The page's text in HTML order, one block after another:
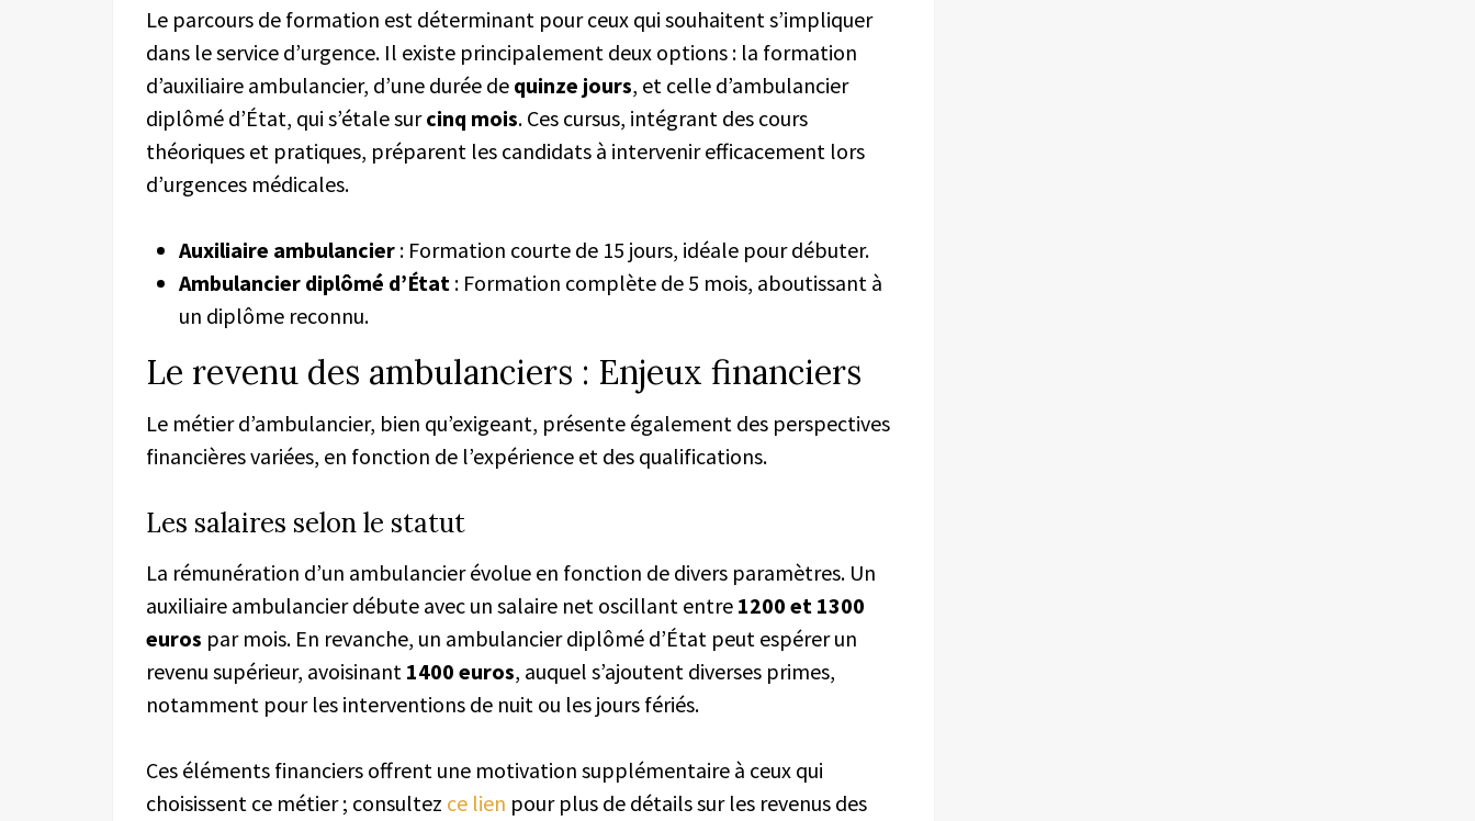
Le parcours de formation est déterminant pour ceux qui souhaitent s’impliquer
dans le service d’urgence. Il existe principalement deux options : la formation
d’auxiliaire ambulancier, d’une durée de quinze jours, et celle d’ambulancier
diplômé d’État, qui s’étale surcinq mois. Ces cursus, intégrant des cours
théoriques et pratiques, préparent les candidats à intervenir efficacement lors
d’urgences médicales.
Auxiliaire ambulancier : Formation courte de 15 jours, idéale pour débuter.
Ambulancier diplômé d’État : Formation complète de 5 mois, aboutissant à
un diplôme reconnu.
Le revenu des ambulanciers : Enjeux financiers
Le métier d’ambulancier, bien qu’exigeant, présente également des perspectives
financières variées, en fonction de l’expérience et des qualifications.
Les salaires selon le statut
La rémunération d’un ambulancier évolue en fonction de divers paramètres. Un
auxiliaire ambulancier débute avec un salaire net oscillant entre 1200 et 1300
euros par mois. En revanche, un ambulancier diplômé d’État peut espérer un
revenu supérieur, avoisinant 1400 euros, auquel s’ajoutent diverses primes,
notamment pour les interventions de nuit ou les jours fériés.
Ces éléments financiers offrent une motivation supplémentaire à ceux qui
choisissent ce métier ; consultez ce lien pour plus de détails sur les revenus des